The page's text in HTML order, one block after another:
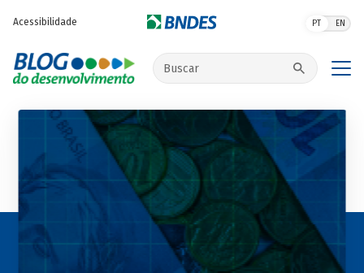
Acessibilidade PT EN
Buscar no site